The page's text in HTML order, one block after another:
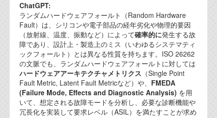
ChatGPT:
ランダムハードウェアフォールト（Random Hardware
Fault）は、シリコンや電子部品の経年劣化や物理的要因
（放射線、温度、振動など）によって確率的に発生する故
障であり、設計上・製造上のミス（いわゆるシステマティ
ックフォールト）とは異なる性質を持ちます。ISO 26262
の文脈でも、ランダムハードウェアフォールトに対しては
ハードウェアアーキテクチャメトリクス （Single Point
Fault Metric, Latent Fault Metricなど）や、 FMEDA
(Failure Mode, Effects and Diagnostic Analysis) を用
いて、想定される故障モードを分析し、必要な診断機能や
冗長化を実装して要求レベル（ASIL）を満たすことが求め